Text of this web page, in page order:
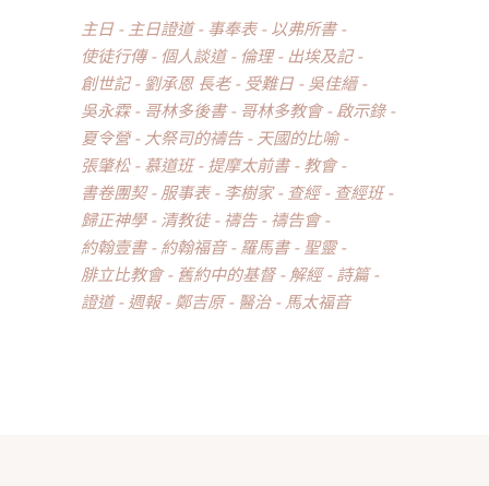
主日 主日證道 事奉表
以弗所書
使徒行傳
個人談道 倫理
出埃及記
創世記
劉承恩 長老 受難日
吳佳縉
吳永霖
哥林多後書 哥林多教會
啟示錄
夏令營
大祭司的禱告
天國的比喻
張肇松
慕道班 提摩太前書
教會
書卷團契
服事表 李樹家 查經
查經班
歸正神學
清教徒 禱告
禱告會
約翰壹書
約翰福音 羅馬書
聖靈
腓立比教會
舊約中的基督 解經
詩篇
證道
週報 鄭吉原 醫治 馬太福音